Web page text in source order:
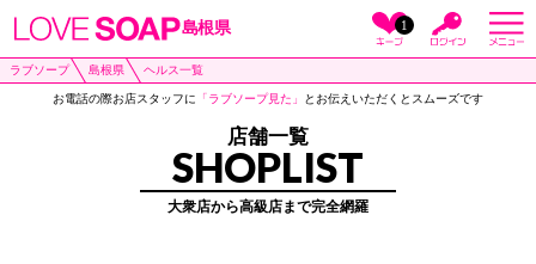
島根県 1
ラブソープ 島根県 ヘルス一覧
お電話の際お店スタッフに 「ラブソープ見た」 とお伝えいただくとスムーズです
店舗一覧
SHOPLIST
大衆店から高級店まで完全網羅